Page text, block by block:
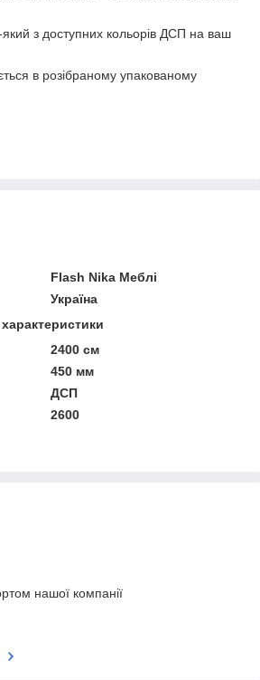
з доступних кольорів ДСП на ваш
в розібраному упакованому
Flash Nika Меблі
Україна
2400 см
450 мм
ДСП
2600
нашої компанії